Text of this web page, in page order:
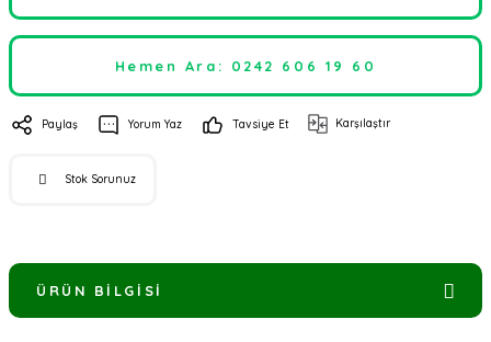
Hemen Ara: 0242 606 19 60
Paylaş Yorum Yaz Tavsiye Et Karşılaştır
Stok Sorunuz
ÜRÜN BILGISI